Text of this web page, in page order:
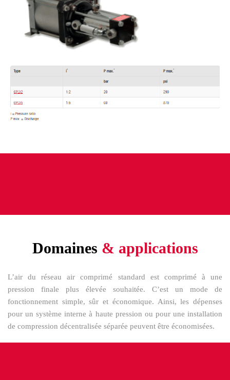
Domaines & applications
L’air du réseau air comprimé standard est comprimé à une
pression finale plus élevée souhaitée. C’est un mode de
fonctionnement simple, sûr et économique. Ainsi, les dépenses
pour un système interne à haute pression ou pour une installation
de compression décentralisée séparée peuvent être économisées.